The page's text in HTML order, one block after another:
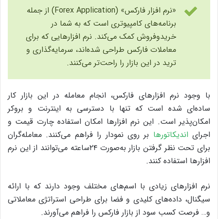
«نرم افزار فارکس» (Forex Application) از جمله
برنامه‌های کامپیوتری است که به شما در
خریدوفروش کمک می‌کند. نرم‌ افزارهایی که برای
معاملات فارکس طراحی شده‌اند، سرمایه‌گذاری و
ترید در این بازار را راحت‌تر می‌کنند.
با وجود نرم افزارهای فارکس، انجام معامله در این بازار کار
ساده‌ای شده است که تنها با دسترسی به اینترنت و بروکر
امکان‌پذیر است. این نرم‌ افزارها امکان استفاده چارت قیمت و
اجرای اندیکاتورها بر روی نمودار را فراهم می‌کنند. معامله‌گران
برای تحت نظر گرفتن بازار به‌صورت ۲۴ساعته می‌توانند از این نرم
افزارها استفاده کنند.
نرم افزارهای زیادی با اسم‌های مختلف وجود دارند که با ارائه
سیگنال، داده‌های کلیدی و فضا برای طراحی استراتژی معاملاتی
و… فرصت کسب سود از بازار فارکس را فراهم می‌آورند.